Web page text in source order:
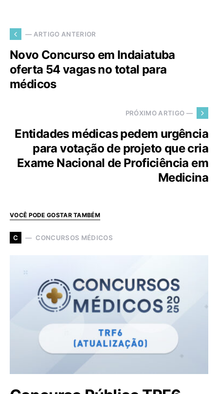
— ARTIGO ANTERIOR
Novo Concurso em Indaiatuba
oferta 54 vagas no total para
médicos
PRÓXIMO ARTIGO —
Entidades médicas pedem urgência
para votação de projeto que cria
Exame Nacional de Proficiência em
Medicina
VOCÊ PODE GOSTAR TAMBÉM
C CONCURSOS MÉDICOS